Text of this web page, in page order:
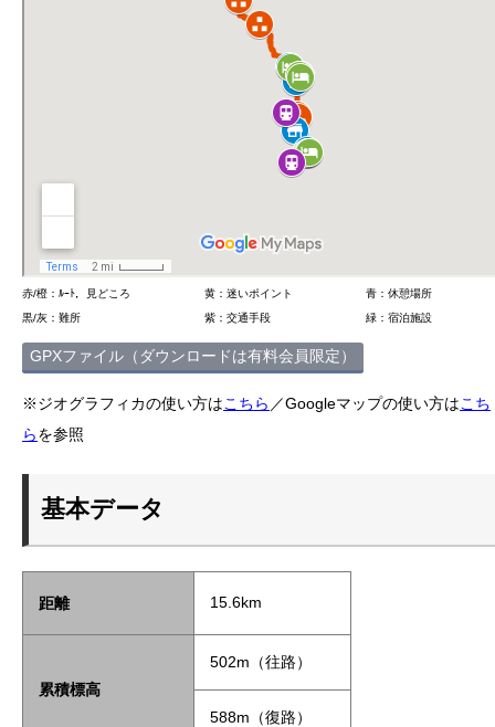
赤/橙：ﾙｰﾄ，見どころ
黒/灰：難所
黄：迷いポイント
紫：交通手段
青：休憩場所
緑：宿泊施設
GPXファイル（ダウンロードは有料会員限定）
※ジオグラフィカの使い方はこちら ／Googleマップの使い方はこち
らを参照
基本データ
距離 15.6km
累積標高
502m（往路）
588m（復路）